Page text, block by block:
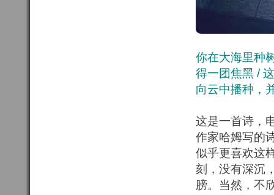
你在大海里种
得一团焦黑 /
向云中播种，
这是一首诗，
作家哈姆写的
似乎更喜欢这
刻，没有深沉
膀。当然，不